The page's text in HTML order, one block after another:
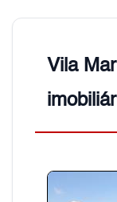
Vila